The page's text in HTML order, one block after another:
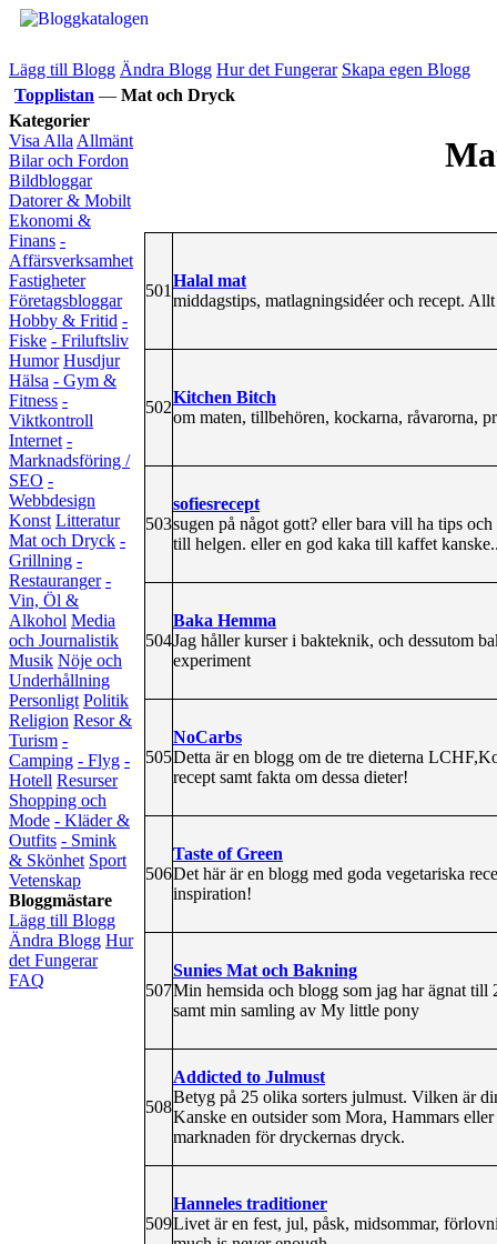
Lägg till Blogg Ändra Blogg Hur det Fungerar Skapa egen Blogg
Topplistan — Mat och Dryck
Kategorier
Visa Alla Allmänt
Bilar och Fordon
Bildbloggar
Datorer & Mobilt
Ekonomi &
Finans -
Affärsverksamhet
Fastigheter
Företagsbloggar
Hobby & Fritid -
Fiske - Friluftsliv
Humor Husdjur
Hälsa - Gym &
Fitness -
Viktkontroll
Internet -
Marknadsföring /
SEO -
Webbdesign
Konst Litteratur
Mat och Dryck -
Grillning -
Restauranger -
Vin, Öl &
Alkohol Media
och Journalistik
Musik Nöje och
Underhållning
Personligt Politik
Religion Resor &
Turism -
Camping - Flyg -
Hotell Resurser
Shopping och
Mode - Kläder &
Outfits - Smink
& Skönhet Sport
Vetenskap
Bloggmästare
Lägg till Blogg
Ändra Blogg Hur
det Fungerar
FAQ
501
Halal mat
middagstips, matlagningsidéer och recept.
502
Kitchen Bitch
om maten, tillbehören, kockarna, råvarorna,
503
sofiesrecept
sugen på något gott? eller bara vill ha tips
till helgen. eller en god kaka till kaffet
504
Baka Hemma
Jag håller kurser i bakteknik, och dessutom
experiment
505
NoCarbs
Detta är en blogg om de tre dieterna
recept samt fakta om dessa dieter!
506
Taste of Green
Det här är en blogg med goda vegetariska
inspiration!
507
Sunies Mat och Bakning
Min hemsida och blogg som jag har ägnat till
samt min samling av My little pony
508
Addicted to Julmust
Betyg på 25 olika sorters julmust. Vilken är
Kanske en outsider som Mora, Hammars
marknaden för dryckernas dryck.
509
Hanneles traditioner
Livet är en fest, jul, påsk, midsommar,